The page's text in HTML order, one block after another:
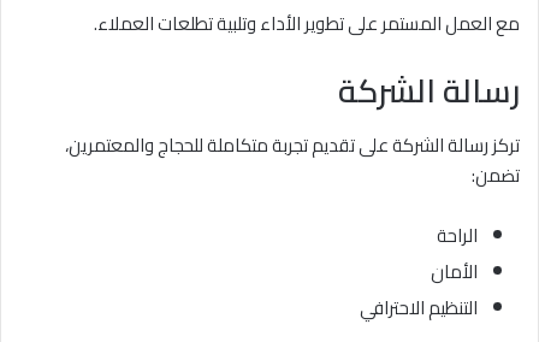
مع العمل المستمر على تطوير الأداء وتلبية تطلعات العملاء.
رسالة الشركة
تركز رسالة الشركة على تقديم تجربة متكاملة للحجاج والمعتمرين،
تضمن:
الراحة
الأمان
التنظيم الاحترافي